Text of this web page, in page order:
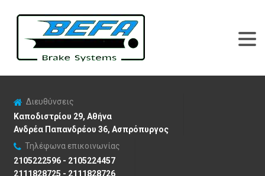
Διευθύνσεις
Καποδιστρίου 29, Αθήνα
Ανδρέα Παπανδρέου 36, Ασπρόπυργος
Τηλέφωνα επικοινωνίας
2105222596 - 2105224457
2111828725 - 2111828726